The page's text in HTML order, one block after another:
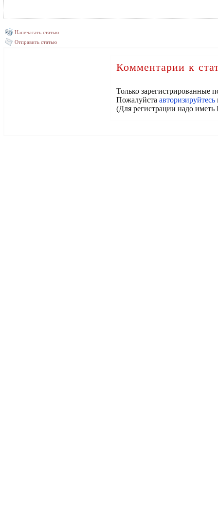
Напечатать статью
Отправить статью
Комментарии к
Только зарегистрированные
Пожалуйста авторизируйтесь
(Для регистрации надо